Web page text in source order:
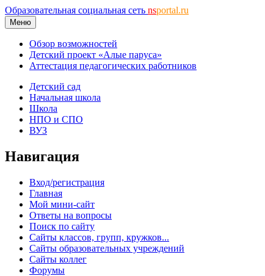
Образовательная социальная сеть nsportal.ru
Меню
Обзор возможностей
Детский проект «Алые паруса»
Аттестация педагогических работников
Детский сад
Начальная школа
Школа
НПО и СПО
ВУЗ
Навигация
Вход/регистрация
Главная
Мой мини-сайт
Ответы на вопросы
Поиск по сайту
Сайты классов, групп, кружков...
Сайты образовательных учреждений
Сайты коллег
Форумы